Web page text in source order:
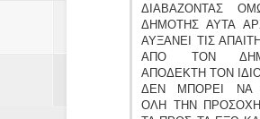
ΔΙΑΒΑΖΟΝΤΑΣ
ΔΗΜΟΤΗΣ ΑΥΤΑ
ΑΥΞΑΝΕΙ ΤΙΣ
ΑΠΟ ΤΟΝ
ΑΠΟΔΕΚΤΗ ΤΟΝ
ΔΕΝ ΜΠΟΡΕΙ ΝΑ
ΟΛΗ ΤΗΝ